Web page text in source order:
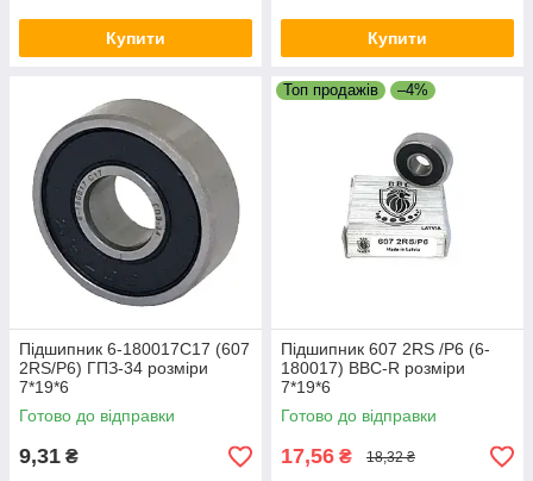
Купити Купити
Підшипник 6-180017С17 (607
2RS/P6) ГПЗ-34 розміри
7*19*6
Готово до відправки
9,31 ₴
Топ продажів –4%
Підшипник 607 2RS /P6 (6-
180017) BBC-R розміри
7*19*6
Готово до відправки
17,56 ₴ 18,32 ₴